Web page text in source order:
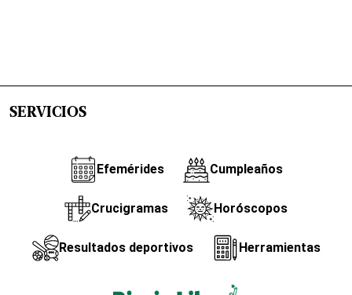
SERVICIOS
Efemérides Cumpleaños
Crucigramas Horóscopos
Resultados deportivos Herramientas